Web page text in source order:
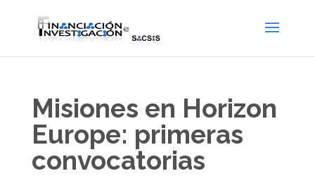
Misiones en Horizon
Europe: primeras
convocatorias